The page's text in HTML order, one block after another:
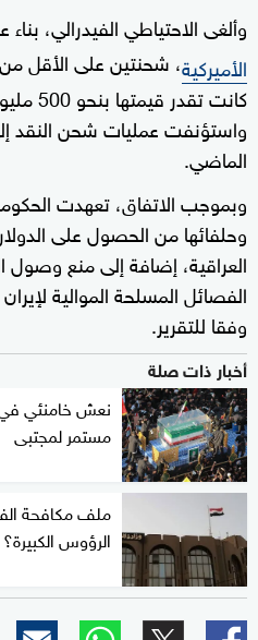
وألغى الاحتياطي الفيدرالي،
الأميركية، شحنتين على الأقل من
كانت
واستؤنفت عمليات شحن النقد
الماضي.
وبموجب الاتفاق، تعهدت
وحلفائها من الحصول على
العراقية، إضافة إلى منع وصول
الفصائل المسلحة الموالية
وفقا للتقرير.
أخبار ذات صلة
نعش خامنئي
مستمر لمجتبى
ملف مكافحة
الرؤوس الكبيرة؟